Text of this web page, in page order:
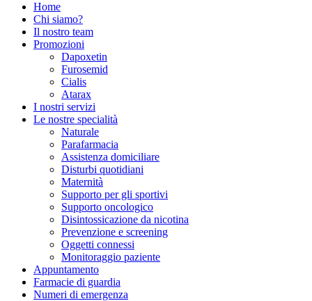
Home
Chi siamo?
Il nostro team
Promozioni
Dapoxetin
Furosemid
Cialis
Atarax
I nostri servizi
Le nostre specialità
Naturale
Parafarmacia
Assistenza domiciliare
Disturbi quotidiani
Maternità
Supporto per gli sportivi
Supporto oncologico
Disintossicazione da nicotina
Prevenzione e screening
Oggetti connessi
Monitoraggio paziente
Appuntamento
Farmacie di guardia
Numeri di emergenza